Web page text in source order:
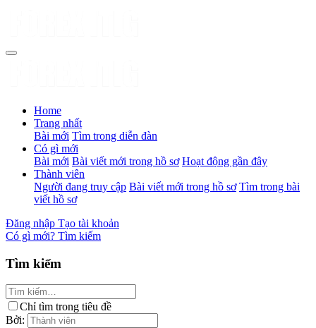
Home
Trang nhất
Bài mới Tìm trong diễn đàn
Có gì mới
Bài mới Bài viết mới trong hồ sơ Hoạt động gần đây
Thành viên
Người đang truy cập Bài viết mới trong hồ sơ Tìm trong bài
viết hồ sơ
Đăng nhập Tạo tài khoản
Có gì mới? Tìm kiếm
Tìm kiếm
Chỉ tìm trong tiêu đề
Bởi: